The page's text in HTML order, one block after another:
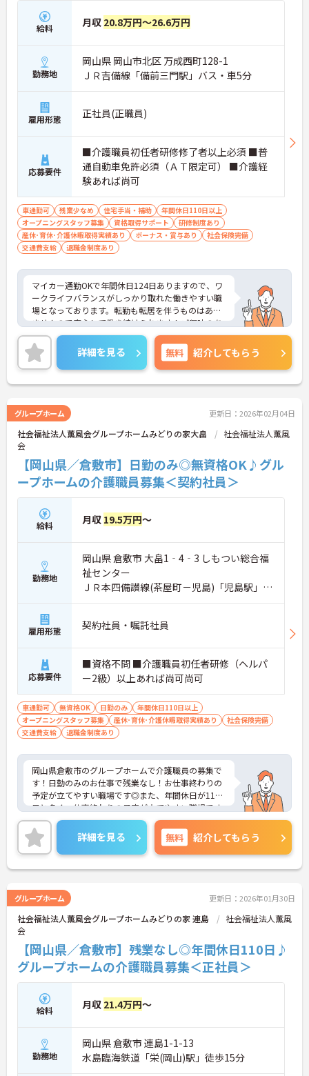
給料 月収 20.8万円～26.6万円
勤務地
岡山県 岡山市北区 万成西町128-1
ＪＲ吉備線「備前三門駅」バス・車5分
雇用形態 正社員(正職員)
応募要件
■介護職員初任者研修修了者以上必須 ■普
通自動車免許必須（ＡＴ限定可） ■介護経
験あれば尚可
車通勤可 残業少なめ 住宅手当・補助
年間休日110日以上
オープニングスタッフ募集
資格取得サポート
研修制度あり
産休･育休･介護休暇取得実績あり
ボーナス・賞与あり
社会保険完備
交通費支給
退職金制度あり
マイカー通勤OKで年間休日124日ありますので、ワ
ークライフバランスがしっかり取れた働きやすい職
場となっております。転勤も転居を伴うものはあり
ませんので安心して働き続けられます！ご興味のあ
る方はご面接ポイントお伝えしますのでご気軽にお
問い合わせください。
詳細を見る 無料 紹介してもらう
グループホーム 更新日：2026年02月04日
社会福祉法人薫風会グループホームみどりの家大畠
社会福祉法人薫風
会
【岡山県／倉敷市】日勤のみ◎無資格OK♪グル
ープホームの介護職員募集＜契約社員＞
給料 月収 19.5万円～
勤務地
岡山県 倉敷市 大畠1‐4‐3 しもつい総合福
祉センター
ＪＲ本四備讃線(茶屋町－児島)「児島駅」バ
ス・車5分
雇用形態 契約社員・嘱託社員
応募要件
■資格不問 ■介護職員初任者研修（ヘルパ
ー2級）以上あれば尚可尚可
車通勤可 無資格OK 日勤のみ
年間休日110日以上
オープニングスタッフ募集
産休･育休･介護休暇取得実績あり
社会保険完備
交通費支給
退職金制度あり
岡山県倉敷市のグループホームで介護職員の募集で
す！日勤のみのお仕事で残業なし！お仕事終わりの
予定が立てやすい職場です◎また、年間休日が110
日と多く、仕事終わりの予定が立てやすい職場です
♪ご興味のある方は面接ポイントをお伝えしますの
で、お気軽にご連絡ください！
詳細を見る 無料 紹介してもらう
グループホーム 更新日：2026年01月30日
社会福祉法人薫風会グループホームみどりの家 連島
社会福祉法人薫風
会
【岡山県／倉敷市】残業なし◎年間休日110日♪
グループホームの介護職員募集＜正社員＞
給料 月収 21.4万円～
勤務地
岡山県 倉敷市 連島1-1-13
水島臨海鉄道「栄(岡山)駅」徒歩15分